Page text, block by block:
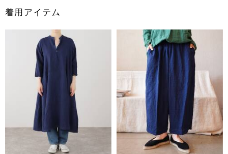
着用アイテム